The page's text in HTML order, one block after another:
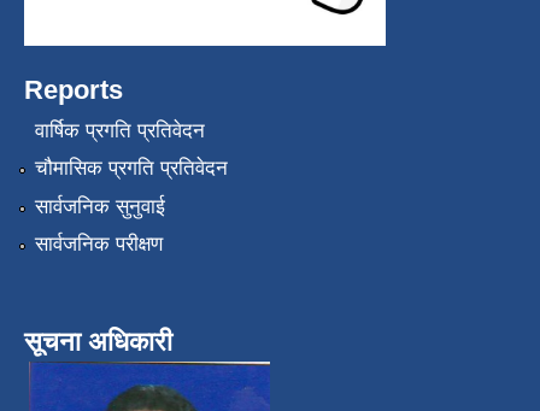
Reports
वार्षिक प्रगति प्रतिवेदन
चौमासिक प्रगति प्रतिवेदन
सार्वजनिक सुनुवाई
सार्वजनिक परीक्षण
सूचना अधिकारी